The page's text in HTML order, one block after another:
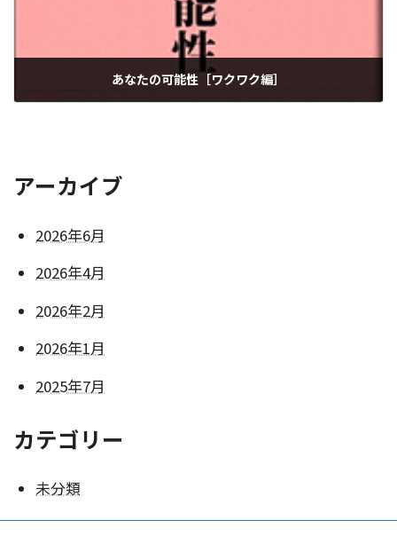
あなたの可能性［ワクワク編］
アーカイブ
2026年6月
2026年4月
2026年2月
2026年1月
2025年7月
カテゴリー
未分類